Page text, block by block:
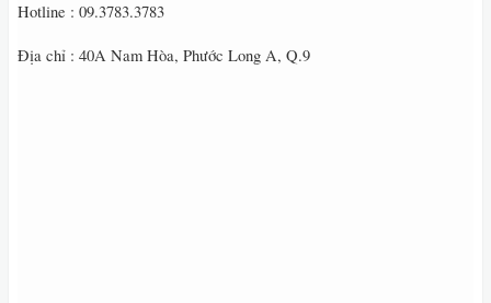
Hotline : 09.3783.3783
Địa chỉ : 40A Nam Hòa, Phước Long A, Q.9